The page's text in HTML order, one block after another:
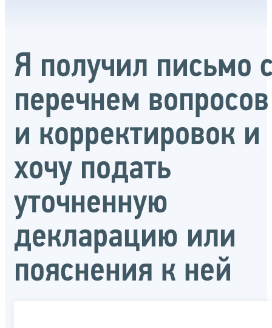
Я получил письмо
перечнем вопросов
и корректировок и
хочу подать
уточненную
декларацию или
пояснения к ней